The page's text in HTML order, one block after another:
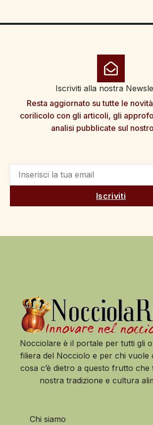
Iscriviti alla nostra
Resta aggiornato su tutte le
corilicolo con gli articoli, gli
analisi pubblicate sul
Iscriviti
Nocciolare è il portale per tutti gli
filiera del Nocciolo e per chi vuole
cosa c’è dietro a questo frutto che
nostra tradizione e cultura
Chi siamo